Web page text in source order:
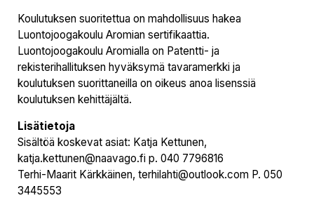
Koulutuksen suoritettua on mahdollisuus hakea
Luontojoogakoulu Aromian sertifikaattia.
Luontojoogakoulu Aromialla on Patentti- ja
rekisterihallituksen hyväksymä tavaramerkki ja
koulutuksen suorittaneilla on oikeus anoa lisenssiä
koulutuksen kehittäjältä.
Lisätietoja
Sisältöä koskevat asiat: Katja Kettunen,
katja.kettunen@naavago.fi p. 040 7796816
Terhi-Maarit Kärkkäinen, terhilahti@outlook.com P. 050
3445553